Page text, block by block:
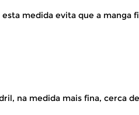
medida evita que a manga
na medida mais fina, cerca